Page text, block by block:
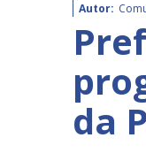
Autor:
da